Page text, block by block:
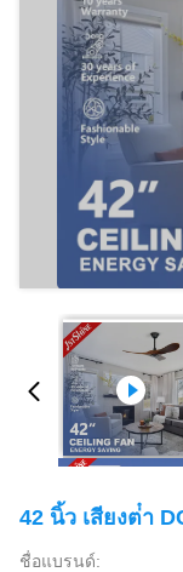
42 นิ้ว เสียงต่ํา
ชื่อแบรนด์: